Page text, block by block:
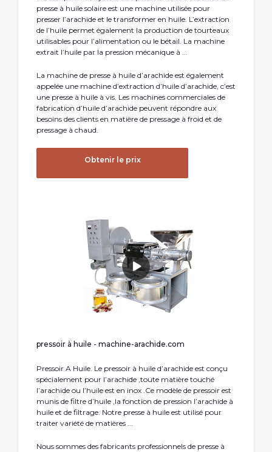
presse à huile solaire est une machine utilisée pour
presser l’arachide et le transformer en huile. L’extraction
de l’huile permet également la production de tourteaux
utilisables pour l’alimentation ou le bétail. La machine
extrait l’huile par la pression mécanique à ...
La machine de presse à huile d’arachide est également
appelée une machine d’extraction d’huile d’arachide, c’est
une presse à huile à vis. Les machines commerciales de
fabrication d’huile d’arachide peuvent répondre aux
besoins des clients en matière de pressage à froid et de
pressage à chaud.
Obtenir le prix
pressoir à huile - machine-arachide.com
Pressoir A Huile. Le pressoir à huile d’arachide est conçu
spécialement pour l’arachide ,toute matière touché
l’arachide ou l’huile est en inox .Ce modèle de pressoir est
munis de filtre d’huile ,la fonction de pression l’arachide à
huile et de filtrage. Notre presse à huile est utilisé pour
traiter variété de matières ...
Nous sommes des fabricants professionnels de presse à